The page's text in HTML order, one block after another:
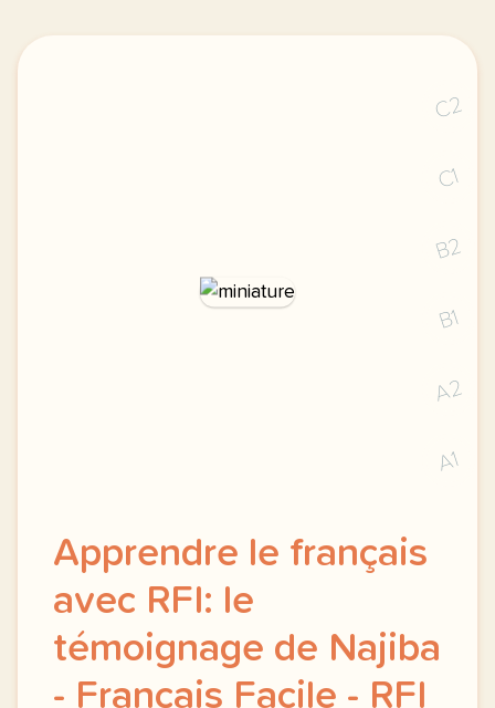
C2
C1
B2
B1
A2
A1
Apprendre le français
avec RFI: le
témoignage de Najiba
- Français Facile - RFI